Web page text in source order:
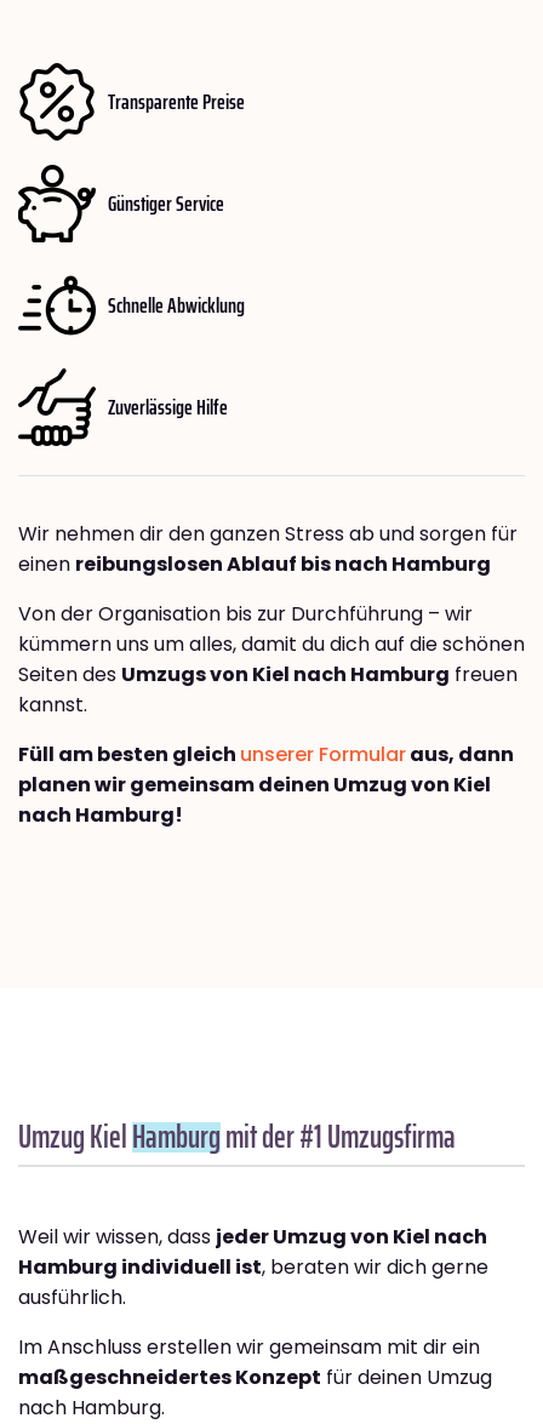
Transparente Preise
Günstiger Service
Schnelle Abwicklung
Zuverlässige Hilfe
Wir nehmen dir den ganzen Stress ab und sorgen für
einen reibungslosen Ablauf bis nach Hamburg
Von der Organisation bis zur Durchführung – wir
kümmern uns um alles, damit du dich auf die schönen
Seiten des Umzugs von Kiel nach Hamburg freuen
kannst.
Füll am besten gleich unserer Formularaus, dann
planen wir gemeinsam deinen Umzug von Kiel
nach Hamburg!
Umzug KielHamburgmit der #1 Umzugsfirma
Weil wir wissen, dass jeder Umzug von Kiel nach
Hamburg individuell ist, beraten wir dich gerne
ausführlich.
Im Anschluss erstellen wir gemeinsam mit dir ein
maßgeschneidertes Konzept für deinen Umzug
nach Hamburg.